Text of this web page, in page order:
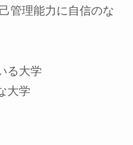
管理能力に自信のな
る大学
大学